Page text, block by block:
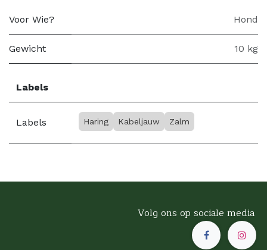
Voor Wie? Hond
Gewicht 10 kg
Labels
Labels Haring Kabeljauw Zalm
Volg ons op sociale media